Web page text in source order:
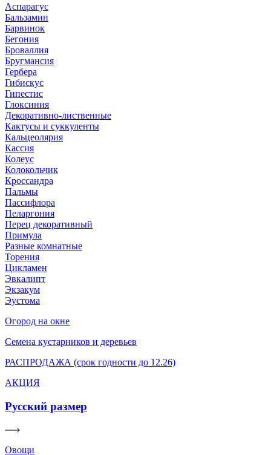
Аспарагус
Бальзамин
Барвинок
Бегония
Броваллия
Бругмансия
Гербера
Гибискус
Гипестис
Глоксиния
Декоративно-лиственные
Кактусы и суккуленты
Кальцеолярия
Кассия
Колеус
Колокольчик
Кроссандра
Пальмы
Пассифлора
Пеларгония
Перец декоративный
Примула
Разные комнатные
Торения
Цикламен
Эвкалипт
Экзакум
Эустома
Огород на окне
Семена кустарников и деревьев
РАСПРОДАЖА (срок годности до 12.26)
АКЦИЯ
Русский размер
Овощи